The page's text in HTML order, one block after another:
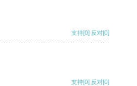
支持[0] 反对[0]
支持[0] 反对[0]